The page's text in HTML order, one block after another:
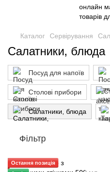
Каталог Сервірування
Салатники, блюда
Посуд для напоїв
Столові прибори
Салатники, блюда
Фільтр
Остання позиція